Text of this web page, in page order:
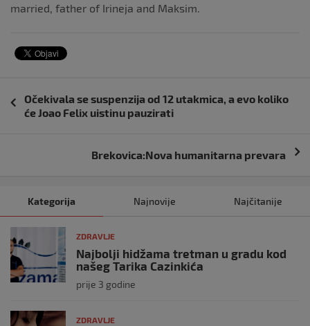
married, father of Irineja and Maksim.
objava
Očekivala se suspenzija od 12 utakmica, a evo koliko
će Joao Felix uistinu pauzirati
Brekovica:Nova humanitarna prevara
Kategorija Najnovije Najčitanije
ZDRAVLJE
Najbolji hidžama tretman u gradu kod
našeg Tarika Cazinkića
prije 3 godine
ZDRAVLJE